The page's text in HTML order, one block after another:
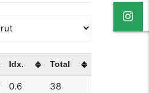
Idx. Total
0.6
38